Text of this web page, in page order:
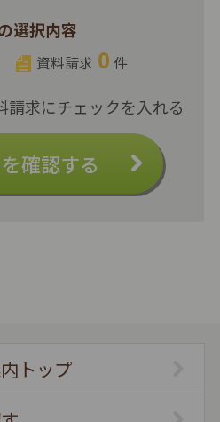
選択内容
資料請求 0 件
確認する
トップ